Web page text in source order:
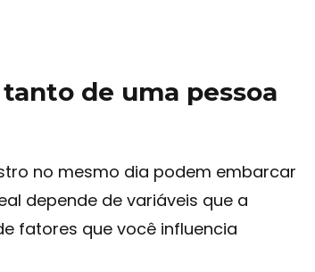
de uma pessoa
no mesmo dia podem embarcar
depende de variáveis que a
fatores que você influencia